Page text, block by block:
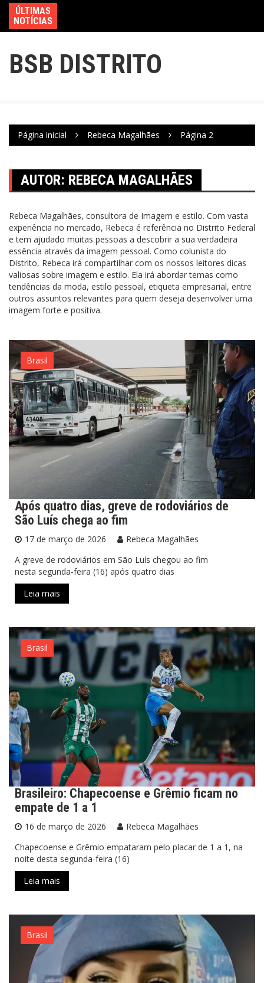
ÚLTIMAS
NOTÍCIAS
BSB DISTRITO
Página inicial Rebeca Magalhães Página 2
AUTOR: REBECA MAGALHÃES
Rebeca Magalhães, consultora de Imagem e estilo. Com vasta
experiência no mercado, Rebeca é referência no Distrito Federal
e tem ajudado muitas pessoas a descobrir a sua verdadeira
essência através da imagem pessoal. Como colunista do
Distrito, Rebeca irá compartilhar com os nossos leitores dicas
valiosas sobre imagem e estilo. Ela irá abordar temas como
tendências da moda, estilo pessoal, etiqueta empresarial, entre
outros assuntos relevantes para quem deseja desenvolver uma
imagem forte e positiva.
Brasil
Após quatro dias, greve de rodoviários de
São Luís chega ao fim
17 de março de 2026
Rebeca Magalhães
A greve de rodoviários em São Luís chegou ao fim
nesta segunda-feira (16) após quatro dias
Leia mais
Brasil
Brasileiro: Chapecoense e Grêmio ficam no
empate de 1 a 1
16 de março de 2026
Rebeca Magalhães
Chapecoense e Grêmio empataram pelo placar de 1 a 1, na
noite desta segunda-feira (16)
Leia mais
Brasil